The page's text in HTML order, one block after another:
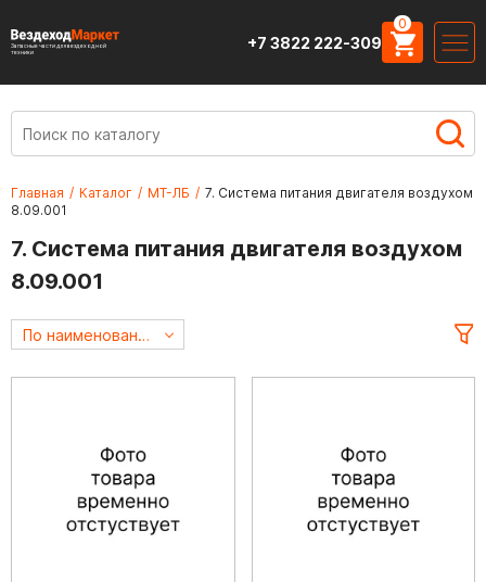
Запасные части для вездеходной
техники
+7 3822 222-309
0
Главная / Каталог / МТ-ЛБ / 7. Система питания двигателя воздухом
8.09.001
7. Система питания двигателя воздухом
8.09.001
По наименованию А->Я